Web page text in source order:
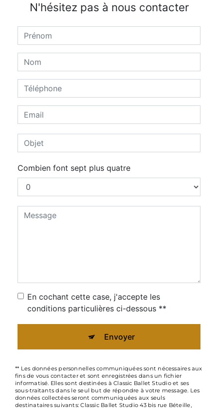
N'hésitez pas à nous contacter
Combien font sept plus quatre
En cochant cette case, j'accepte les
conditions particulières ci-dessous **
Envoyer
** Les données personnelles communiquées sont nécessaires aux
fins de vous contacter et sont enregistrées dans un fichier
informatisé. Elles sont destinées à Classic Ballet Studio et ses
sous-traitants dans le seul but de répondre à votre message. Les
données collectées seront communiquées aux seuls
destinataires suivants: Classic Ballet Studio 43 bis rue Béteille,